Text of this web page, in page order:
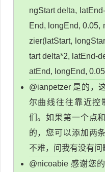
ngStart delta,
End, longEnd, 0.05,
zier(latStart,
tart delta*2, latEnd-
atEnd, longEnd,
@ianpetzer 是的，
尔曲线往往靠近控
们。如果第一个点
的，您可以添加两
不难，问我有没有问
@nicoabie 感谢您